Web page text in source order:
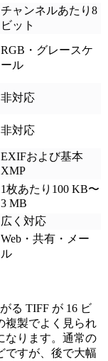
チャンネルあたり8
ビット
RGB・グレースケ
ール
非対応
非対応
EXIFおよび基本
XMP
1枚あたり100 KB〜
3 MB
広く対応
Web・共有・メー
ル
る TIFF が 16 ビ
複製でよく見られ
なります。通常の
ですが、後で大幅